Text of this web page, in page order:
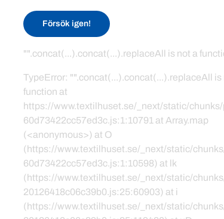
Försök igen!
"".concat(...).concat(...).replaceAll is not a
TypeError: "".concat(...).concat(...).replaceAll is
function at
https://www.textilhuset.se/_next/static/
60d73422cc57ed3c.js:1:10791 at Array.map
(<anonymous>) at O
(https://www.textilhuset.se/_next/static/
60d73422cc57ed3c.js:1:10598) at lk
(https://www.textilhuset.se/_next/static/
20126418c06c39b0.js:25:60903) at i
(https://www.textilhuset.se/_next/static/